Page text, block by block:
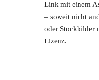
Link mit einem
– soweit nicht
oder Stockbilder
Lizenz.